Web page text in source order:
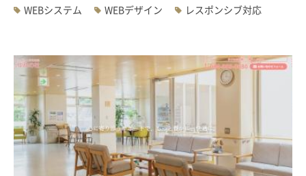
WEBシステム
WEBデザイン レスポンシブ対応